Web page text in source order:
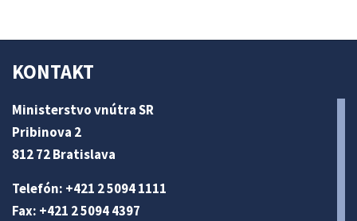
KONTAKT
Ministerstvo vnútra SR
Pribinova 2
812 72 Bratislava
Telefón: +421 2 5094 1111
Fax: +421 2 5094 4397